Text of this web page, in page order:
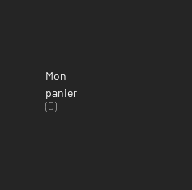
Mon
panier
(0)